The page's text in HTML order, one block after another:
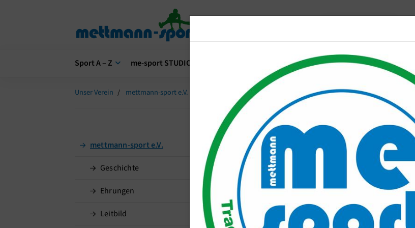
Sport A – Z me-sport STUDIO Unser Verein Mitgliederservice
Unser Verein mettmann-sport e.V. Bildergalerie Sanierung GuBo
mettmann-sport e.V.
Geschichte
Ehrungen
Leitbild